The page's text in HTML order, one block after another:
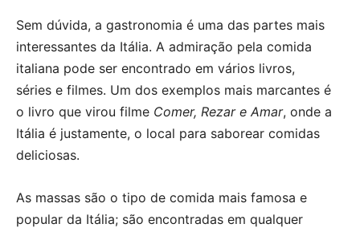
Sem dúvida, a gastronomia é uma das partes mais
interessantes da Itália. A admiração pela comida
italiana pode ser encontrado em vários livros,
séries e filmes. Um dos exemplos mais marcantes é
o livro que virou filme Comer, Rezar e Amar, onde a
Itália é justamente, o local para saborear comidas
deliciosas.
As massas são o tipo de comida mais famosa e
popular da Itália; são encontradas em qualquer